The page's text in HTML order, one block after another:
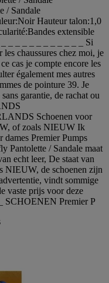
/ Sandale
Hauteur talon:1,0
extensible
_ _ _ _ _ _ _ _ _ _ _ Si
chaussures chez moi, je
cas je compte encore les
également mes autres
de pointure 39. Je
garantie, de rachat ou
Schoenen voor
of zoals NIEUW Ik
Premier Pumps
Pantolette / Sandale maat
echt leer, De staat van
NIEUW, de schoenen zijn
vindt sommige
vaste prijs voor deze
SCHOENEN Premier P